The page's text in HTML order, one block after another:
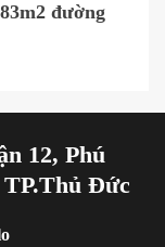
đường
12, Phú
Đức